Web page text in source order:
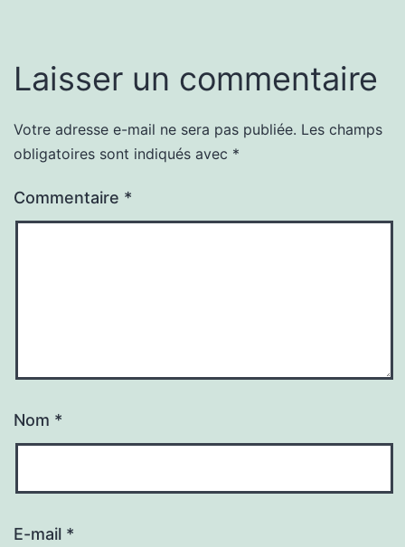
Laisser un commentaire
Votre adresse e-mail ne sera pas publiée. Les champs
obligatoires sont indiqués avec *
Commentaire *
Nom *
E-mail *